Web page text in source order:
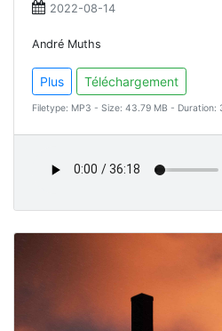
2022-08-14
André Muths
Plus Téléchargement
Filetype: MP3 - Size: 43.79 MB - Duration: